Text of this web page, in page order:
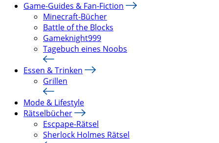
Game-Guides & Fan-Fiction
Minecraft-Bücher
Battle of the Blocks
Gameknight999
Tagebuch eines Noobs
Essen & Trinken
Grillen
Mode & Lifestyle
Rätselbücher
Escpape-Rätsel
Sherlock Holmes Rätsel